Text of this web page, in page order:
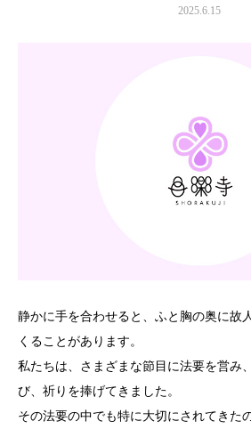
2025.6.15
静かに手を合わせると、ふと胸の奥に故
くることがあります。
私たちは、さまざまな節目に法要を営み
び、祈りを捧げてきました。
その法要の中でも特に大切にされてきた